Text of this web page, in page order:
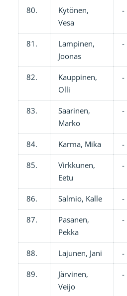
80.
Kytönen,
Vesa
-
81.
Lampinen,
Joonas
-
82.
Kauppinen,
Olli
-
83.
Saarinen,
Marko
-
84. Karma, Mika -
85.
Virkkunen,
Eetu
-
86. Salmio, Kalle -
87.
Pasanen,
Pekka
-
88. Lajunen, Jani -
89.
Järvinen,
Veijo
-